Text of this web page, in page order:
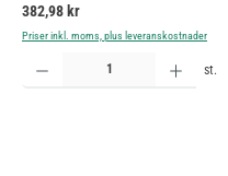
Ordinarie pris:
382,98 kr
Priser inkl. moms, plus leveranskostnader
Produktkvantitet: Ange önskat belopp
st.